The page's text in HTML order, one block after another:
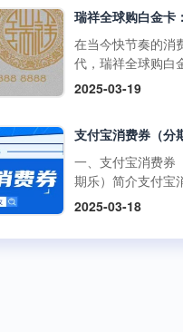
序，在“优惠券”或“
卡”板块，按照指
可便捷购买兑换码
里的兑换码种类丰
面值多样，....
中百电器不支持提
线下门店使用人工
台：在门店购物结
后，前往人工收银
货券，收银员会通
码或手动输入相关
息，完成抵扣支付
商品金额超过提货
额，需自行支付超
额，剩....
访问朴朴超市官方
或通过朴朴App，
择“购物卡”或“充值
心”，完成支付后
物卡将存入您的账
朴朴超市门店的客
直接购买实体卡。
第三方平台： 在
宝、京东等....
现才是正解。但市
平台五花八门，到
家靠谱又安全？别
优质加油卡回收平
平台的两大“黄金准
则” （一）高资质
通货 加油充值卡可
是小数目，少则几
多则上千，省着点
在当今快节奏的消
代，瑞祥全球购白
凭借其强大的功能
发放的首选。作为
专业的卡券回收平
京易得回收深知瑞
势，今天就让我们
了解一下这张备受
2025-03-19
一、支付宝消费券
期乐）简介支付宝
券（分期乐）是由
出的电子优惠券。
2025-03-18